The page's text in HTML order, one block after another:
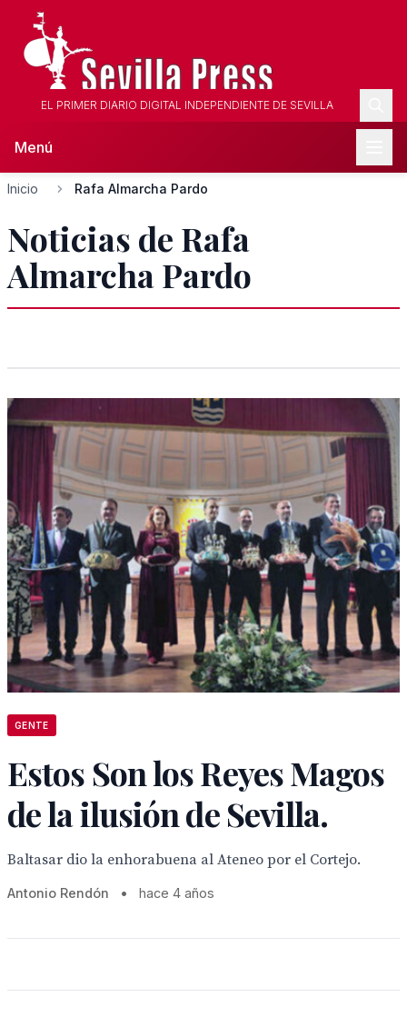
EL PRIMER DIARIO DIGITAL INDEPENDIENTE DE SEVILLA
Menú
Inicio Rafa Almarcha Pardo
Noticias de Rafa
Almarcha Pardo
GENTE
Estos Son los Reyes Magos
de la ilusión de Sevilla.
Baltasar dio la enhorabuena al Ateneo por el Cortejo.
Antonio Rendón • hace 4 años